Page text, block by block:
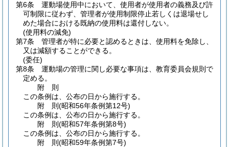
第6条
運動場使用中において、使用者が使用者の義務及び許
可制限に従わず、管理者が使用制限停止若しくは退場せし
めた場合における既納の使用料は還付しない。
(使用料の減免)
第7条
管理者が特に必要と認めるときは、使用料を免除し、
又は減額することができる。
(委任)
第8条
運動場の管理に関し必要な事項は、教育委員会規則で
定める。
附 則
この条例は、公布の日から施行する。
附 則(昭和56年条例第12号)
この条例は、公布の日から施行する。
附 則(昭和57年条例第8号)
この条例は、公布の日から施行する。
附 則(昭和59年条例第7号)